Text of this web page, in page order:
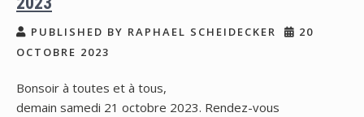
PUBLISHED BY RAPHAEL SCHEIDECKER
20
OCTOBRE 2023
Bonsoir à toutes et à tous,
demain samedi 21 octobre 2023. Rendez-vous